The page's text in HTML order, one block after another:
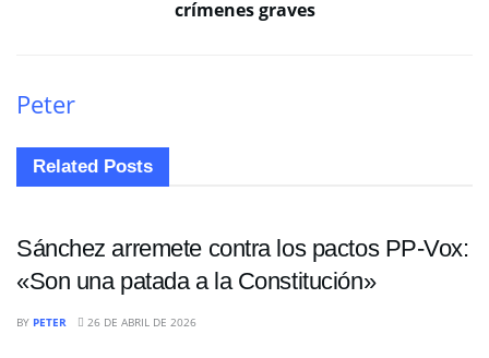
crímenes graves
Peter
Related Posts
INTERNACIONALES
Sánchez arremete contra los pactos PP-Vox:
«Son una patada a la Constitución»
BY PETER 26 DE ABRIL DE 2026